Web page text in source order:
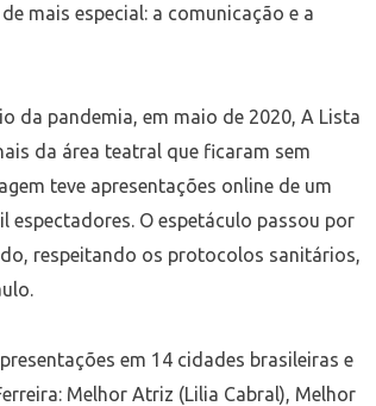
mais especial: a comunicação e a
da pandemia, em maio de 2020, A Lista
da área teatral que ficaram sem
teve apresentações online de um
O espetáculo passou por
respeitando os protocolos sanitários,
em 14 cidades brasileiras e
Melhor Atriz (Lilia Cabral), Melhor